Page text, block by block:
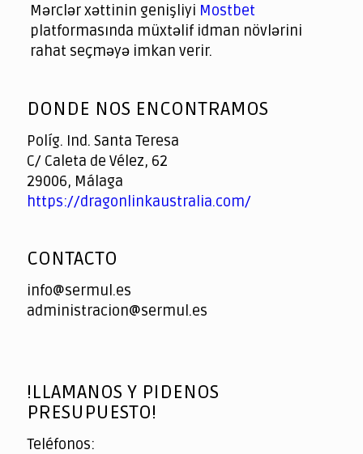
Mərclər xəttinin genişliyi Mostbet
platformasında müxtəlif idman növlərini
rahat seçməyə imkan verir.
of
DONDE NOS ENCONTRAMOS
Políg. Ind. Santa Teresa
C/ Caleta de Vélez, 62
29006, Málaga
https://dragonlinkaustralia.com/
CONTACTO
info@sermul.es
administracion@sermul.es
!LLAMANOS Y PIDENOS
PRESUPUESTO!
Teléfonos: